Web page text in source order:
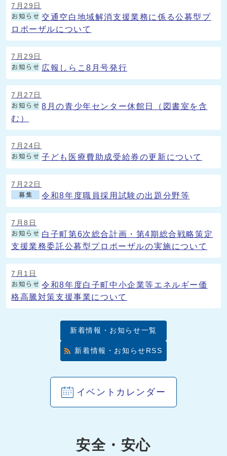
7月29日
交通空白地域解消支援業務に係る公募型プ
ロポーザルについて
7月29日
広報しらこ8月号発行
7月27日
8月の青少年センター休館日（図書室を含
む）
7月24日
子ども医療費助成受給券の更新について
7月22日
令和8年度職員採用試験の出題分野等
7月8日
白子町第6次総合計画・第4期総合戦略策定
支援業務委託公募型プロポーザルの実施について
7月1日
令和8年度白子町中小企業等エネルギー価
格高騰対策支援事業について
新着情報・お知らせ一覧
新着情報・お知らせRSS
イベントカレンダー
安全・安心